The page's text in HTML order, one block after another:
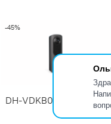
-45%
DH-VDKB01-BB